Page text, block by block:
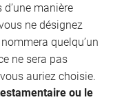
manière
ne désignez
quelqu’un
ne sera pas
auriez choisie.
ou le